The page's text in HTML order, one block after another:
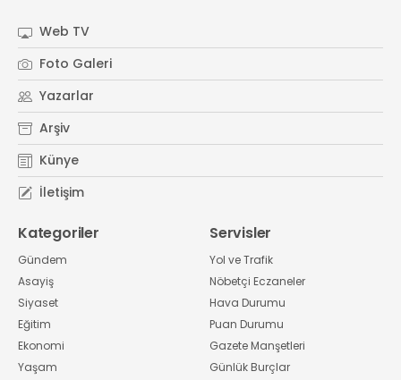
Web TV
Foto Galeri
Yazarlar
Arşiv
Künye
İletişim
Kategoriler
Gündem
Asayiş
Siyaset
Eğitim
Ekonomi
Yaşam
Servisler
Yol ve Trafik
Nöbetçi Eczaneler
Hava Durumu
Puan Durumu
Gazete Manşetleri
Günlük Burçlar